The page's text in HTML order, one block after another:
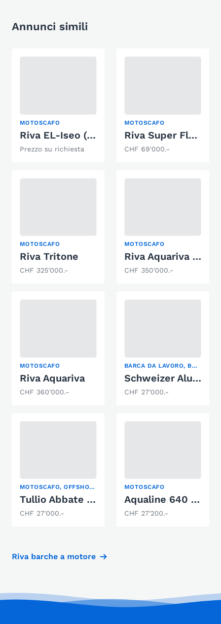
Annunci simili
MOTOSCAFO
Riva EL-Iseo (électrique)
Prezzo su richiesta
MOTOSCAFO
Riva Super Florida
CHF 69'000.-
MOTOSCAFO
Riva Tritone
CHF 325'000.-
MOTOSCAFO
Riva Aquariva 33
CHF 350'000.-
MOTOSCAFO
Riva Aquariva
CHF 360'000.-
BARCA DA LAVORO, BARCA DA PESCA, MOTOSCAFO
Schweizer Aluboot
CHF 27'000.-
MOTOSCAFO, OFFSHORE
Tullio Abbate Off-Shore 27
CHF 27'000.-
MOTOSCAFO
Aqualine 640 Family
CHF 27'200.-
Riva barche a motore